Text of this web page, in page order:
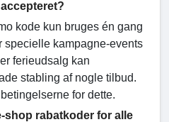
kode kun bruges én gang
specielle kampagne-events
ferieudsalg kan
stabling af nogle tilbud.
for dette.
rabatkoder for alle